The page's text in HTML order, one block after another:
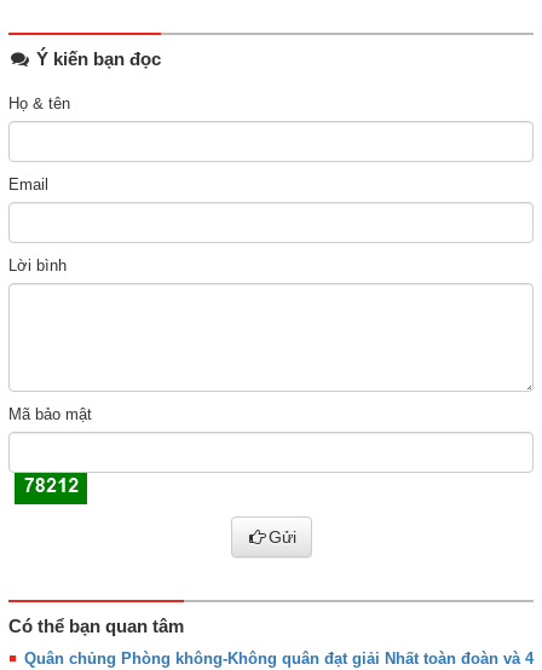
Ý kiến bạn đọc
Họ & tên
Email
Lời bình
Mã bảo mật
Gửi
Có thể bạn quan tâm
Quân chủng Phòng không-Không quân đạt giải Nhất toàn đoàn và 4